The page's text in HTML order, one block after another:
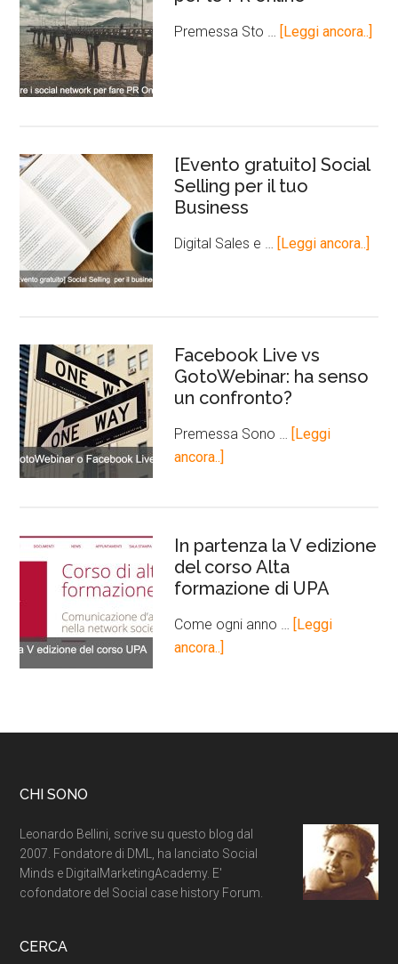
Premessa Sto … [Leggi ancora..]
[Evento gratuito] Social
Selling per il tuo
Business
Digital Sales e … [Leggi ancora..]
Facebook Live vs
GotoWebinar: ha senso
un confronto?
Premessa Sono …
[Leggi
ancora..]
In partenza la V edizione
del corso Alta
formazione di UPA
Come ogni anno …
[Leggi
ancora..]
CHI SONO
Leonardo Bellini, scrive su questo blog dal
2007. Fondatore di DML, ha lanciato Social
Minds e DigitalMarketingAcademy. E'
cofondatore del Social case history Forum.
CERCA